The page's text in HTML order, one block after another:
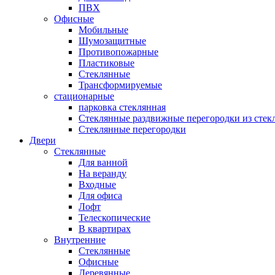
ПВХ
Офисные
Мобильные
Шумозащитные
Противопожарные
Пластиковые
Стеклянные
Трансформируемые
стационарные
парковка стеклянная
Стеклянные раздвижные перегородки из
Стеклянные перегородки
Двери
Стеклянные
Для ванной
На веранду
Входные
Для офиса
Лофт
Телескопические
В квартирах
Внутренние
Стеклянные
Офисные
Деревянные